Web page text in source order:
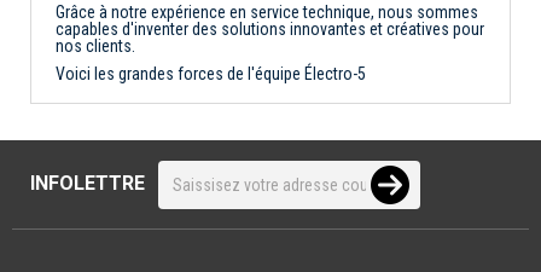
Grâce à notre expérience en service technique, nous sommes
capables d'inventer des solutions innovantes et créatives pour
nos clients.
Voici les grandes forces de l'équipe Électro-5
INFOLETTRE